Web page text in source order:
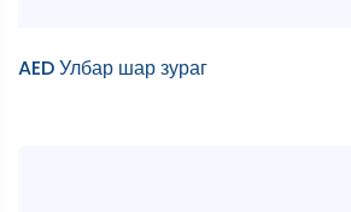
AED Улбар шар зураг